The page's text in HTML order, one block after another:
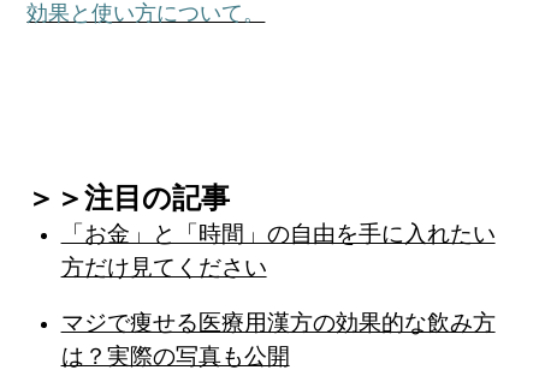
効果と使い方について。
＞＞注目の記事
「お金」と「時間」の自由を手に入れたい
方だけ見てください
マジで痩せる医療用漢方の効果的な飲み方
は？実際の写真も公開